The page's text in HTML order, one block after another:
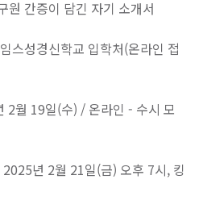
원 간증이 담긴 자기 소개서
스성경신학교 입학처(온라인 접
월 19일(수) / 온라인 - 수시 모
년 2월 21일(금) 오후 7시, 킹